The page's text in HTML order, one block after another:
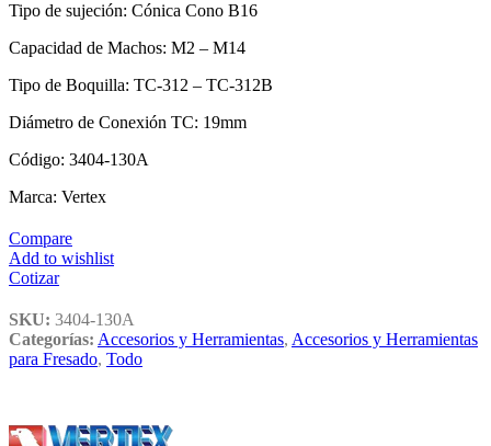
Tipo de sujeción: Cónica Cono B16
Capacidad de Machos: M2 – M14
Tipo de Boquilla: TC-312 – TC-312B
Diámetro de Conexión TC: 19mm
Código: 3404-130A
Marca: Vertex
Compare
Add to wishlist
Cotizar
SKU: 3404-130A
Categorías: Accesorios y Herramientas, Accesorios y Herramientas
para Fresado, Todo